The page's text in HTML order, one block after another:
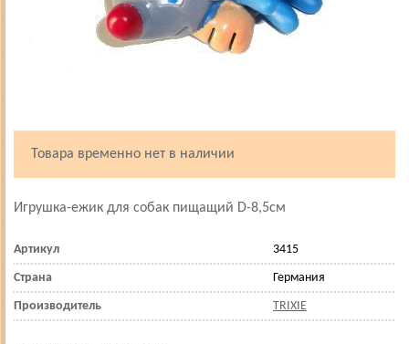
Товара временно нет в наличии
Игрушка-ежик для собак пищащий D-8,5см
Артикул 3415
Страна Германия
Производитель TRIXIE